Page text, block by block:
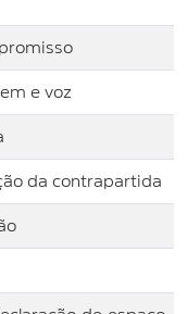
e voz
da contrapartida